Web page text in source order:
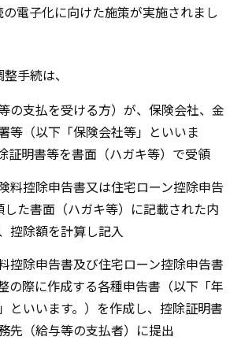
電子化に向けた施策が実施されまし
手続は、
の支払を受ける方）が、保険会社、金
等（以下「保険会社等」といいま
証明書等を書面（ハガキ等）で受領
料控除申告書又は住宅ローン控除申告
た書面（ハガキ等）に記載された内
控除額を計算し記入
控除申告書及び住宅ローン控除申告書
の際に作成する各種申告書（以下「年
といいます。）を作成し、控除証明書
先（給与等の支払者）に提出